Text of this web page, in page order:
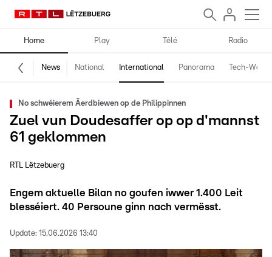
Home Play Télé Radio
News National International Panorama Tech-World
No schwéierem Äerdbiewen op de Philippinnen
Zuel vun Doudesaffer op op d'mannst
61 geklommen
RTL Lëtzebuerg
Engem aktuelle Bilan no goufen iwwer 1.400 Leit
blesséiert. 40 Persoune ginn nach vermësst.
Update: 15.06.2026 13:40